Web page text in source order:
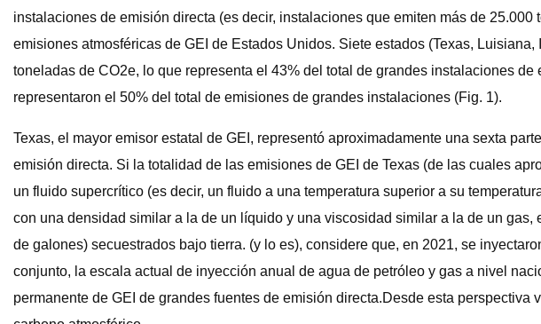
instalaciones de emisión directa (es decir, instalaciones que emiten más de
emisiones atmosféricas de GEI de Estados Unidos. Siete estados (Texas,
toneladas de CO2e, lo que representa el 43% del total de grandes instalaciones
representaron el 50% del total de emisiones de grandes instalaciones (Fig. 1).
Texas, el mayor emisor estatal de GEI, representó aproximadamente una sexta
emisión directa. Si la totalidad de las emisiones de GEI de Texas (de las cuales
un fluido supercrítico (es decir, un fluido a una temperatura superior a su
con una densidad similar a la de un líquido y una viscosidad similar a la de un
de galones) secuestrados bajo tierra. (y lo es), considere que, en 2021, se
conjunto, la escala actual de inyección anual de agua de petróleo y gas a nivel
permanente de GEI de grandes fuentes de emisión directa.Desde esta